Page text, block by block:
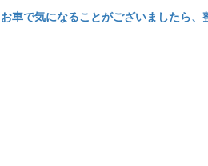
お車で気になることがございましたら、